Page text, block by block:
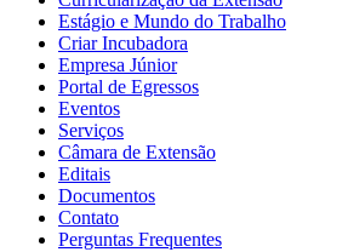
Estágio e Mundo do Trabalho
Criar Incubadora
Empresa Júnior
Portal de Egressos
Eventos
Serviços
Câmara de Extensão
Editais
Documentos
Contato
Perguntas Frequentes